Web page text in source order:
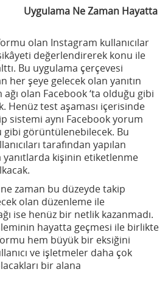
Zaman Hayatta
olan Instagram kullanıcılar
değerlendirerek konu ile
Bu uygulama çerçevesi
her şeye gelecek olan yanıtın
olan Facebook ‘ta olduğu gibi
Henüz test aşaması içerisinde
sistemi aynı Facebook yorum
gibi görüntülenebilecek. Bu
tarafından yapılan
kişinin etiketlenme
ne zaman bu düzeyde takip
olan düzenleme ile
ise henüz bir netlik kazanmadı.
hayatta geçmesi ile birlikte
hem büyük bir eksiğini
ve işletmeler daha çok
bir alana